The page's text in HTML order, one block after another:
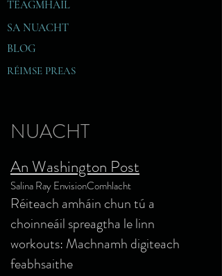
SA NUACHT
RÉIMSE PREAS
BLOG
TEAGMHÁIL
NUACHT
An Washington Post
Salina Ray EnvisionComhlacht
Réiteach amháin chun tú a
choinneáil spreagtha le linn
workouts: Machnamh digiteach
feabhsaithe